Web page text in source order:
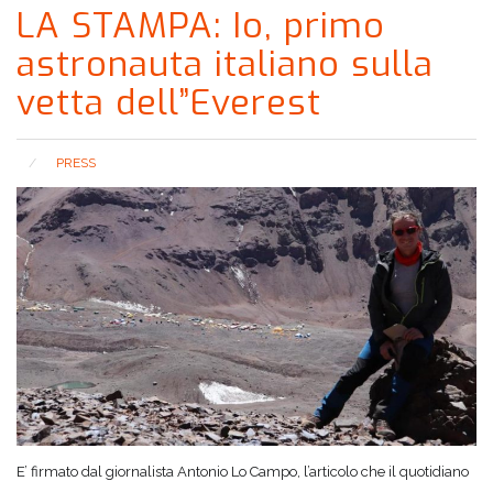
LA STAMPA: Io, primo
astronauta italiano sulla
vetta dell”Everest
PRESS
E’ firmato dal giornalista Antonio Lo Campo, l’articolo che il quotidiano